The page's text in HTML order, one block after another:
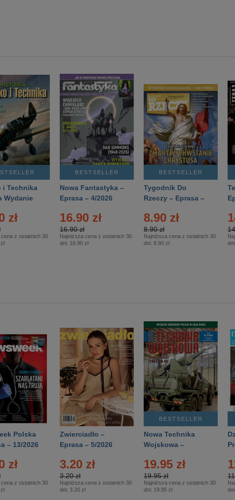
i Technika
Wydanie
zł
z ostatnich 30
BESTSELLER
Nowa Fantastyka –
Eprasa – 4/2026
16.90 zł
16.90 zł
Najniższa cena z ostatnich 30
dni: 16.90 zł
BESTSELLER
Tygodnik Do
Rzeczy – Eprasa –
8.90 zł
8.90 zł
Najniższa cena z ostatnich 30
dni: 8.90 zł
dni:
Polska
– 13/2026
zł
z ostatnich 30
Zwierciadło –
Eprasa – 5/2026
3.20 zł
3.20 zł
Najniższa cena z ostatnich 30
dni: 3.20 zł
BESTSELLER
Nowa Technika
Wojskowa –
19.95 zł
19.95 zł
Najniższa cena z ostatnich 30
dni: 19.95 zł
dni: